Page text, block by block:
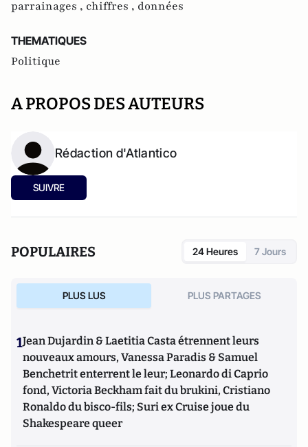
parrainages , chiffres , données
THEMATIQUES
Politique
A PROPOS DES AUTEURS
Rédaction d'Atlantico
SUIVRE
POPULAIRES 24 Heures 7 Jours
PLUS LUS PLUS PARTAGES
1Jean Dujardin & Laetitia Casta étrennent leurs
nouveaux amours, Vanessa Paradis & Samuel
Benchetrit enterrent le leur; Leonardo di Caprio
fond, Victoria Beckham fait du brukini, Cristiano
Ronaldo du bisco-fils; Suri ex Cruise joue du
Shakespeare queer